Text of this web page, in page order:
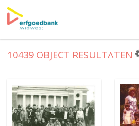
10439 OBJECT RESULTATEN